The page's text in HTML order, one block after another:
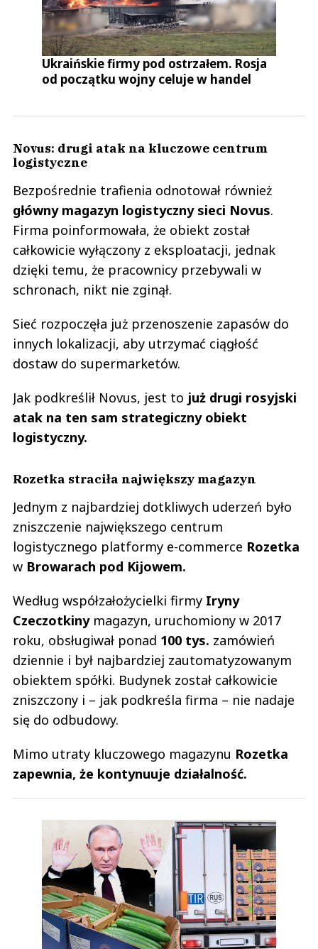
Ukraińskie firmy pod ostrzałem. Rosja
od początku wojny celuje w handel
Novus: drugi atak na kluczowe centrum
logistyczne
Bezpośrednie trafienia odnotował również
główny magazyn logistyczny sieci Novus.
Firma poinformowała, że obiekt został
całkowicie wyłączony z eksploatacji, jednak
dzięki temu, że pracownicy przebywali w
schronach, nikt nie zginął.
Sieć rozpoczęła już przenoszenie zapasów do
innych lokalizacji, aby utrzymać ciągłość
dostaw do supermarketów.
Jak podkreślił Novus, jest to już drugi rosyjski
atak na ten sam strategiczny obiekt
logistyczny.
Rozetka straciła największy magazyn
Jednym z najbardziej dotkliwych uderzeń było
zniszczenie największego centrum
logistycznego platformy e-commerce Rozetka
w Browarach pod Kijowem.
Według współzałożycielki firmy Iryny
Czeczotkinymagazyn, uruchomiony w 2017
roku, obsługiwał ponad 100 tys. zamówień
dziennie i był najbardziej zautomatyzowanym
obiektem spółki. Budynek został całkowicie
zniszczony i – jak podkreśla firma – nie nadaje
się do odbudowy.
Mimo utraty kluczowego magazynu Rozetka
zapewnia, że kontynuuje działalność.